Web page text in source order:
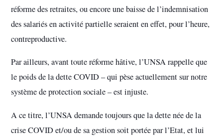
réforme des retraites, ou encore une baisse de l’indemnisation
des salariés en activité partielle seraient en effet, pour l’heure,
contreproductive.
Par ailleurs, avant toute réforme hâtive, l’UNSA rappelle que
le poids de la dette COVID – qui pèse actuellement sur notre
système de protection sociale – est injuste.
A ce titre, l’UNSA demande toujours que la dette née de la
crise COVID et/ou de sa gestion soit portée par l’Etat, et lui